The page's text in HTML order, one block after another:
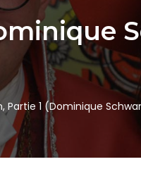
Partie 1 (Dominique